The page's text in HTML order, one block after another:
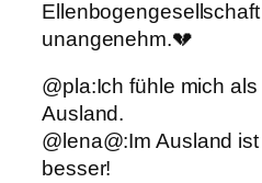
unangenehm.💔
@pla:Ich fühle mich
Ausland.
@lena@:Im Ausland
besser!